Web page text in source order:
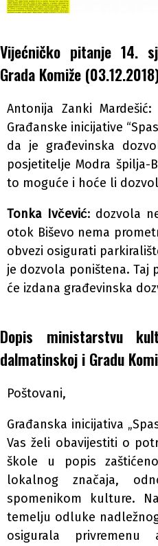
Vijećničko pitanje 14.
Grada Komiže
Antonija Zanki
Građanske inicijative
da je građevinska
posjetitelje Modra špilja-
to moguće i hoće li
Tonka Ivčević: dozvola
otok Biševo nema
obvezi osigurati
je dozvola poništena. Taj
će izdana građevinska
Dopis ministarstvu
dalmatinskoj i Gradu
Poštovani,
Građanska inicijativa
Vas želi obavijestiti o
škole u popis
lokalnog značaja,
spomenikom kulture.
temelju odluke
osigurala privremenu